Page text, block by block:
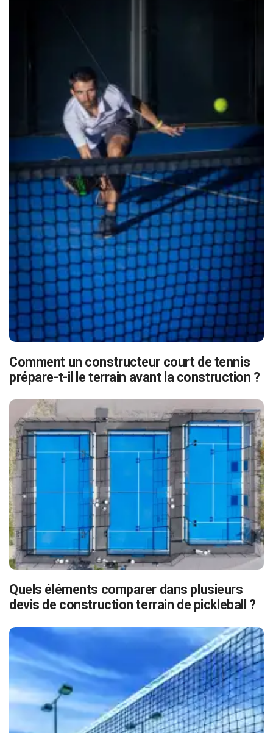
Comment un constructeur court de tennis
prépare-t-il le terrain avant la construction ?
Quels éléments comparer dans plusieurs
devis de construction terrain de pickleball ?